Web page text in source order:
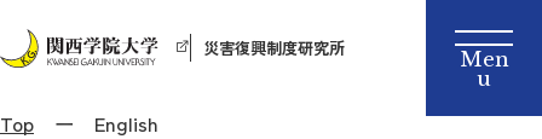
災害復興制度研究所
Top English